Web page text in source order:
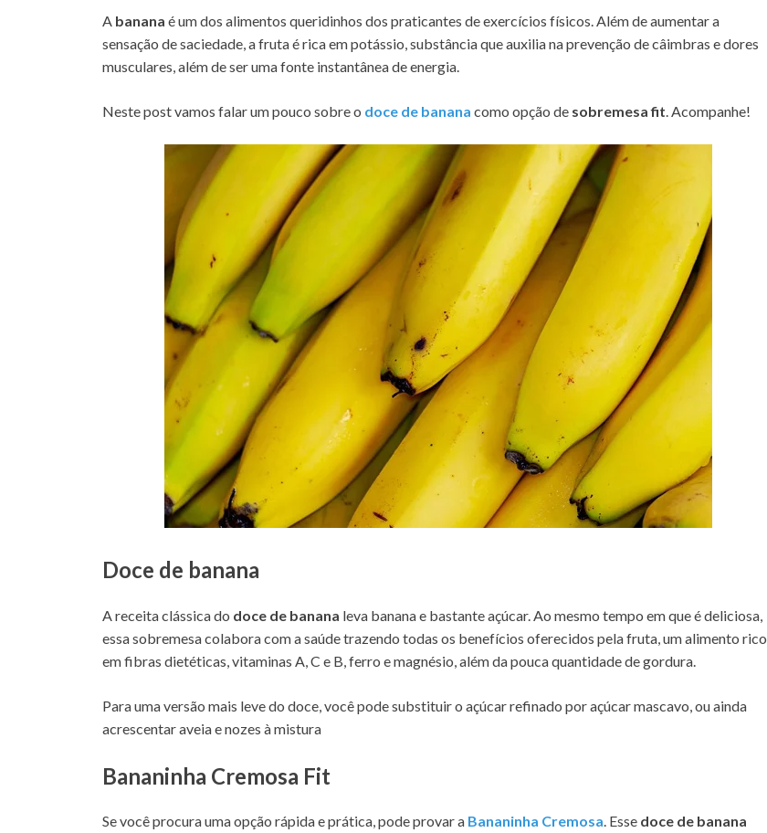
A banana é um dos alimentos queridinhos dos praticantes de exercícios físicos. Além de aumentar a
sensação de saciedade, a fruta é rica em potássio, substância que auxilia na prevenção de câimbras e dores
musculares, além de ser uma fonte instantânea de energia.
Neste post vamos falar um pouco sobre o doce de banana como opção de sobremesa fit. Acompanhe!
Doce de banana
A receita clássica do doce de banana leva banana e bastante açúcar. Ao mesmo tempo em que é deliciosa,
essa sobremesa colabora com a saúde trazendo todas os benefícios oferecidos pela fruta, um alimento rico
em fibras dietéticas, vitaminas A, C e B, ferro e magnésio, além da pouca quantidade de gordura.
Para uma versão mais leve do doce, você pode substituir o açúcar refinado por açúcar mascavo, ou ainda
acrescentar aveia e nozes à mistura
Bananinha Cremosa Fit
Se você procura uma opção rápida e prática, pode provar a Bananinha Cremosa. Esse doce de banana